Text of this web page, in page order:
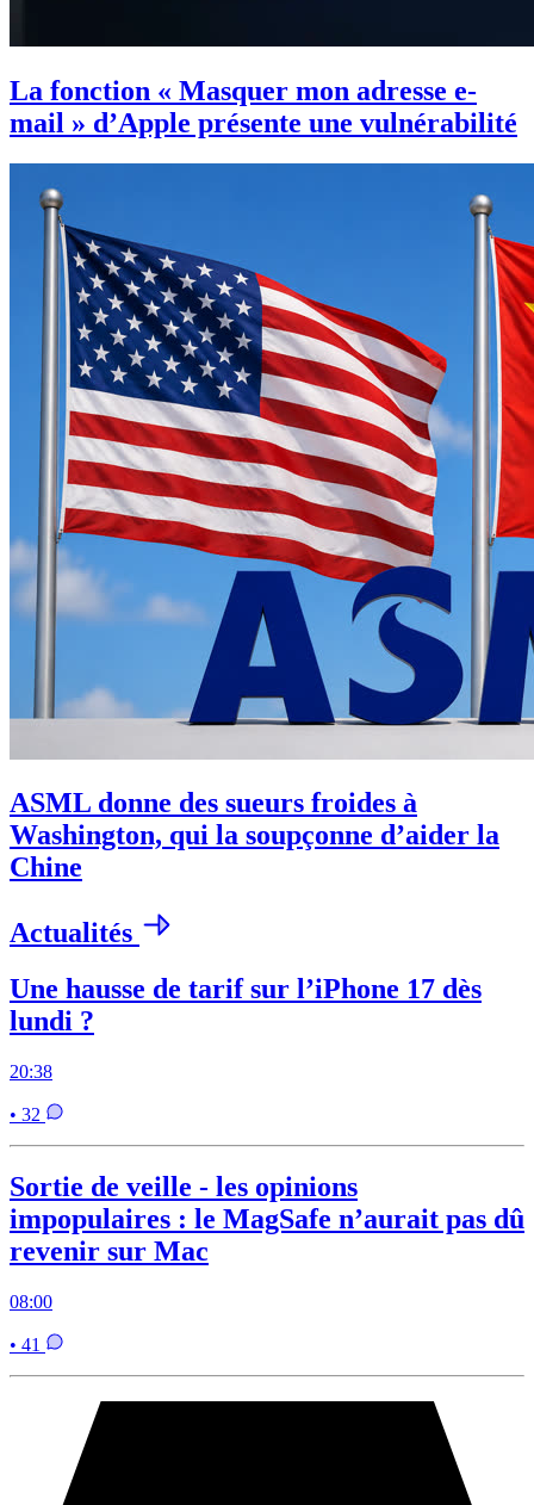
La fonction « Masquer mon adresse e-
mail » d’Apple présente une vulnérabilité
ASML donne des sueurs froides à
Washington, qui la soupçonne d’aider la
Chine
Actualités
Une hausse de tarif sur l’iPhone 17 dès
lundi ?
20:38
• 32
Sortie de veille - les opinions
impopulaires : le MagSafe n’aurait pas dû
revenir sur Mac
08:00
• 41